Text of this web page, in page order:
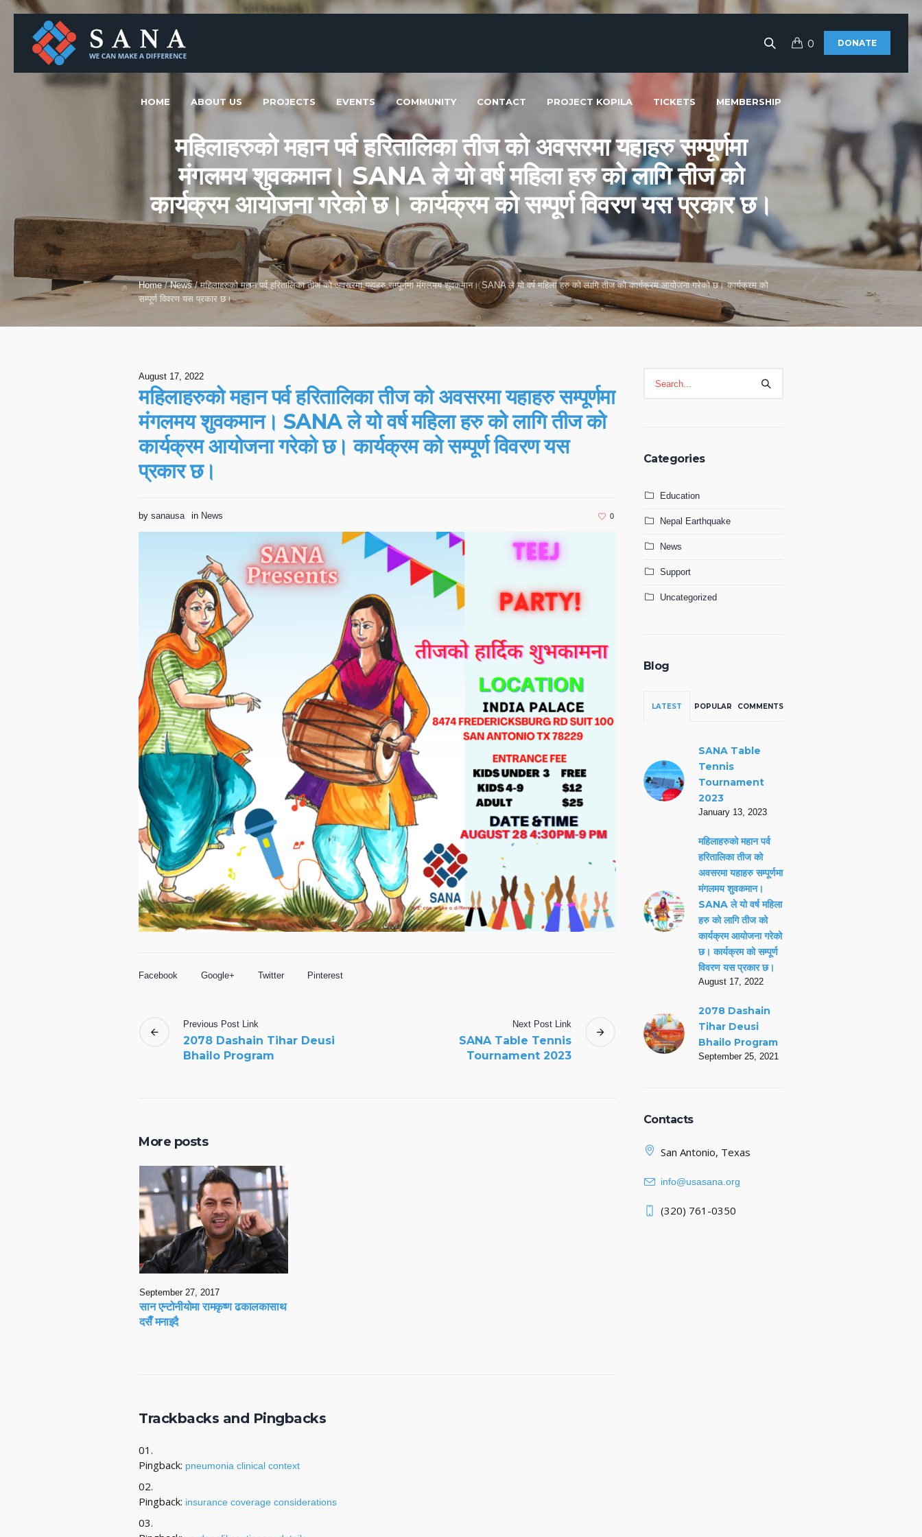
DONATE
0
HOME ABOUT US PROJECTS EVENTS COMMUNITY CONTACT PROJECT KOPILA TICKETS MEMBERSHIP
महिलाहरुको महान पर्व हरितालिका तीज को अवसरमा यहाहरु सम्पूर्णमा
मंगलमय शुवकमान। SANA ले यो वर्ष महिला हरु को लागि तीज को
कार्यक्रम आयोजना गरेको छ। कार्यक्रम को सम्पूर्ण विवरण यस प्रकार छ।
Home /News /महिलाहरुको महान पर्व हरितालिका तीज को अवसरमा यहाहरु सम्पूर्णमा मंगलमय शुवकमान। SANA ले यो वर्ष महिला हरु को लागि तीज को कार्यक्रम आयोजना गरेको छ। कार्यक्रम को
सम्पूर्ण विवरण यस प्रकार छ।
August 17, 2022
महिलाहरुको महान पर्व हरितालिका तीज को अवसरमा यहाहरु सम्पूर्णमा
मंगलमय शुवकमान। SANA ले यो वर्ष महिला हरु को लागि तीज को
कार्यक्रम आयोजना गरेको छ। कार्यक्रम को सम्पूर्ण विवरण यस
प्रकार छ।
by sanausa in News 0
Facebook Google+ Twitter Pinterest
Previous Post Link
2078 Dashain Tihar Deusi
Bhailo Program
NextPost Link
SANA Table Tennis
Tournament 2023
More posts
September 27, 2017
सान एन्टोनीयोमा रामकृष्ण ढकालकासाथ
दसैँ मनाइदै
Trackbacks and Pingbacks
Pingback: pneumonia clinical context
Pingback: insurance coverage considerations
Categories
Education
Nepal Earthquake
News
Support
Uncategorized
Blog
LATEST POPULAR COMMENTS
SANA Table
Tennis
Tournament
2023
January 13, 2023
महिलाहरुको महान पर्व
हरितालिका तीज को
अवसरमा यहाहरु सम्पूर्णमा
मंगलमय शुवकमान।
SANA ले यो वर्ष महिला
हरु को लागि तीज को
कार्यक्रम आयोजना गरेको
छ। कार्यक्रम को सम्पूर्ण
विवरण यस प्रकार छ।
August 17, 2022
2078 Dashain
Tihar Deusi
Bhailo Program
September 25, 2021
Contacts
San Antonio, Texas
info@usasana.org
(320) 761-0350